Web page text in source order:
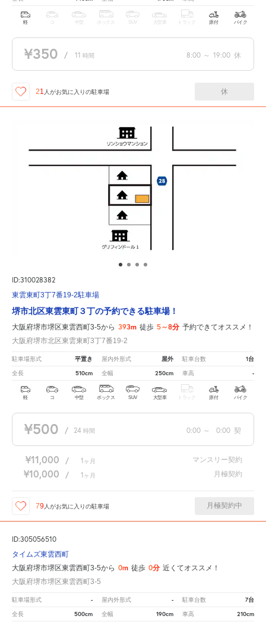
軽 中型 ボックス SUV 大型車 トラック 原付 バイク
¥350 / 11 時間 8:00 ～ 19:00 休
21 人がお気に入りの駐車場 休
ID:310028382
東雲東町3丁7番19-2駐車場
堺市北区東雲東町３丁の予約できる駐車場！
大阪府堺市堺区東雲西町3-5から 393m 徒歩 5～8分 予約できてオススメ！
大阪府堺市北区東雲東町3丁7番19-2
駐車場形式 平置き 屋内外形式 屋外 駐車台数 1台
全長 510cm 全幅 250cm 車高 -
軽 コ 中型 ボックス SUV 大型車 トラック 原付 バイク
¥500 / 24 時間 0:00 ～ 0:00 契
¥11,000 / 1 ヶ月 マンスリー契約
¥10,000 / 1 ヶ月 月極契約
79 人がお気に入りの駐車場 月極契約中
ID:305056510
タイムズ東雲西町
大阪府堺市堺区東雲西町3-5から 0m 徒歩 0分 近くてオススメ！
大阪府堺市堺区東雲西町3-5
駐車場形式 - 屋内外形式 - 駐車台数 7台
全長 500cm 全幅 190cm 車高 210cm